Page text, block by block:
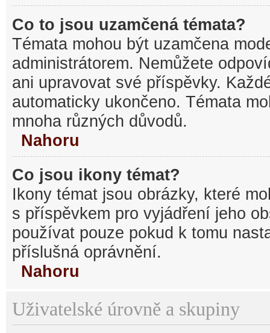
Co to jsou uzamčená témata?
Témata mohou být uzamčena
administrátorem. Nemůžete
ani upravovat své příspěvky.
automaticky ukončeno. Témata
mnoha různých důvodů.
Nahoru
Co jsou ikony témat?
Ikony témat jsou obrázky, které
s příspěvkem pro vyjádření jeho
používat pouze pokud k tomu
příslušná oprávnění.
Nahoru
Uživatelské úrovně a skupiny